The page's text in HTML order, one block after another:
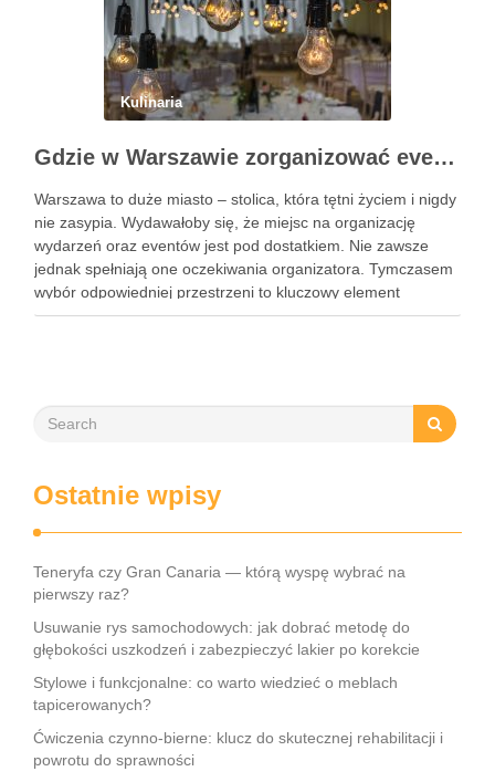
Kulinaria
Gdzie w Warszawie zorganizować event?
Warszawa to duże miasto – stolica, która tętni życiem i nigdy
nie zasypia. Wydawałoby się, że miejsc na organizację
wydarzeń oraz eventów jest pod dostatkiem. Nie zawsze
jednak spełniają one oczekiwania organizatora. Tymczasem
wybór odpowiedniej przestrzeni to kluczowy element
organizacji każdego wydarzenia. Podpowiadamy zatem,
Ostatnie wpisy
Teneryfa czy Gran Canaria — którą wyspę wybrać na
pierwszy raz?
Usuwanie rys samochodowych: jak dobrać metodę do
głębokości uszkodzeń i zabezpieczyć lakier po korekcie
Stylowe i funkcjonalne: co warto wiedzieć o meblach
tapicerowanych?
Ćwiczenia czynno-bierne: klucz do skutecznej rehabilitacji i
powrotu do sprawności